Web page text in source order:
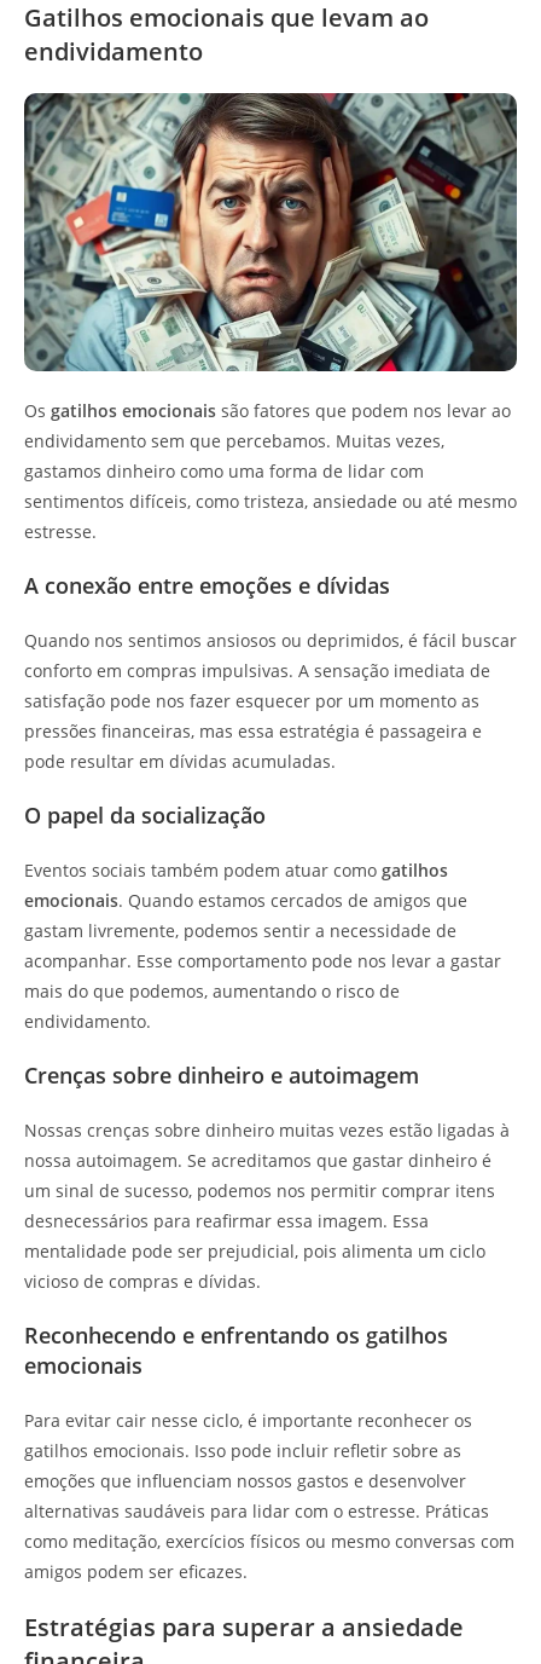
Gatilhos emocionais que levam ao
endividamento
Os gatilhos emocionais são fatores que podem nos levar ao
endividamento sem que percebamos. Muitas vezes,
gastamos dinheiro como uma forma de lidar com
sentimentos difíceis, como tristeza, ansiedade ou até mesmo
estresse.
A conexão entre emoções e dívidas
Quando nos sentimos ansiosos ou deprimidos, é fácil buscar
conforto em compras impulsivas. A sensação imediata de
satisfação pode nos fazer esquecer por um momento as
pressões financeiras, mas essa estratégia é passageira e
pode resultar em dívidas acumuladas.
O papel da socialização
Eventos sociais também podem atuar como gatilhos
emocionais. Quando estamos cercados de amigos que
gastam livremente, podemos sentir a necessidade de
acompanhar. Esse comportamento pode nos levar a gastar
mais do que podemos, aumentando o risco de
endividamento.
Crenças sobre dinheiro e autoimagem
Nossas crenças sobre dinheiro muitas vezes estão ligadas à
nossa autoimagem. Se acreditamos que gastar dinheiro é
um sinal de sucesso, podemos nos permitir comprar itens
desnecessários para reafirmar essa imagem. Essa
mentalidade pode ser prejudicial, pois alimenta um ciclo
vicioso de compras e dívidas.
Reconhecendo e enfrentando os gatilhos
emocionais
Para evitar cair nesse ciclo, é importante reconhecer os
gatilhos emocionais. Isso pode incluir refletir sobre as
emoções que influenciam nossos gastos e desenvolver
alternativas saudáveis para lidar com o estresse. Práticas
como meditação, exercícios físicos ou mesmo conversas com
amigos podem ser eficazes.
Estratégias para superar a ansiedade